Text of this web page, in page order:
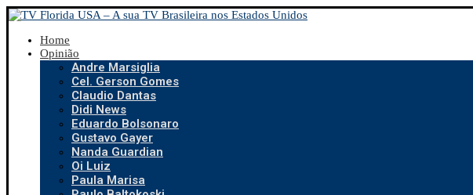
Home
Opinião
Andre Marsiglia
Cel. Gerson Gomes
Claudio Dantas
Didi News
Eduardo Bolsonaro
Gustavo Gayer
Nanda Guardian
Oi Luiz
Paula Marisa